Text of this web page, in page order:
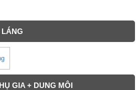
LÁNG
GIA + DUNG MÔI